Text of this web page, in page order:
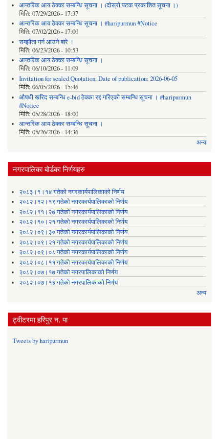
आन्तरिक आय ठेक्का सम्बन्धि सूचना । (दोस्रो पटक प्रकाशित सूचना ।)
मिति: 07/29/2026 - 17:37
आन्तरिक आय ठेक्का सम्बन्धि सूचना । #haripurmun #Notice
मिति: 07/02/2026 - 17:00
सम्झौता गर्न आउने बारे ।
मिति: 06/23/2026 - 10:53
आन्तरिक आय ठेक्का सम्बन्धि सूचना ।
मिति: 06/10/2026 - 11:09
Invitation for sealed Quotation. Date of publication: 2026-06-05
मिति: 06/05/2026 - 15:46
औषधी खरिद सम्बन्धि e-bid ठेक्का रद्द गरिएको सम्बन्धि सूचना । #haripurmun
#Notice
मिति: 05/28/2026 - 18:00
आन्तरिक आय ठेक्का सम्बन्धि सूचना ।
मिति: 05/26/2026 - 14:36
अन्य
नगरपालिका बोर्डका निर्णयहरु
२०८३।१।१४ गतेको नगरकार्यपालिकाको निर्णय
२०८२।१२।१९ गतेको नगरकार्यपालिकाको निर्णय
२०८२।११।२७ गतेको नगरकार्यपालिकाको निर्णय
२०८२।१०।२१ गतेको नगरकार्यपालिकाको निर्णय
२०८२।०९।३० गतेको नगरकार्यपालिकाको निर्णय
२०८२।०९।२१ गतेको नगरकार्यपालिकाको निर्णय
२०८२।०९।०८ गतेको नगरकार्यपालिकाको निर्णय
२०८२।०८।११ गतेको नगरकार्यपालिकाको निर्णय
२०८२।०७।१७ गतेको नगरपालिकाको निर्णय
२०८२।०७।१३ गतेको नगरपालिकाको निर्णय
अन्य
ट्वीटरमा हरिपुर न. पा
Tweets by haripurmun